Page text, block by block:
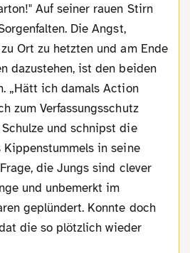
Auf seiner rauen Stirn
Die Angst,
Ort zu hetzten und am Ende
dazustehen, ist den beiden
„Hätt ich damals Action
zum Verfassungsschutz
und schnipst die
Kippenstummels in seine
die Jungs sind clever
und unbemerkt im
geplündert. Konnte doch
die so plötzlich wieder